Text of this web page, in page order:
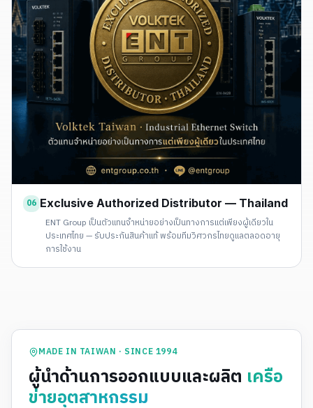
06 Exclusive Authorized Distributor — Thailand
ENT Group เป็นตัวแทนจำหน่ายอย่างเป็นทางการแต่เพียงผู้เดียวใน
ประเทศไทย — รับประกันสินค้าแท้ พร้อมทีมวิศวกรไทยดูแลตลอดอายุ
การใช้งาน
MADE IN TAIWAN · SINCE 1994
ผู้นำด้านการออกแบบและผลิต เครือ
ข่ายอุตสาหกรรม